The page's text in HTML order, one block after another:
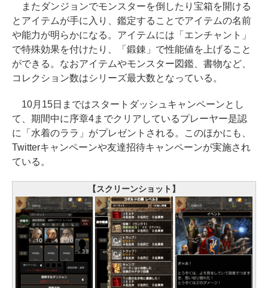
またダンジョンでモンスターを倒したり宝箱を開ける
とアイテムが手に入り、鑑定することでアイテムの名前
や能力が明らかになる。アイテムには「エンチャント」
で特殊効果を付けたり、「鍛錬」で性能値を上げること
ができる。なおアイテムやモンスター図鑑、書物など、
コレクション数はシリーズ最大数となっている。
10月15日まではスタートダッシュキャンペーンとし
て、期間中に序章4までクリアしているプレーヤー是認
に「水着のララ」がプレゼントされる。このほかにも、
Twitterキャンペーンや友達招待キャンペーンが実施され
ている。
【スクリーンショット】